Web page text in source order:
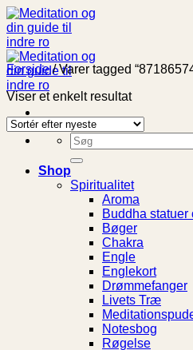
Fortsæt
til
indhold
Søg
efter:
Shop
Spiritualitet
Aroma
Buddha statuer
Bøger
Chakra
Engle
Englekort
Drømmefanger
Livets Træ
Notesbog
Røgelse
Forside /Varer tagged
Viser et enkelt resultat